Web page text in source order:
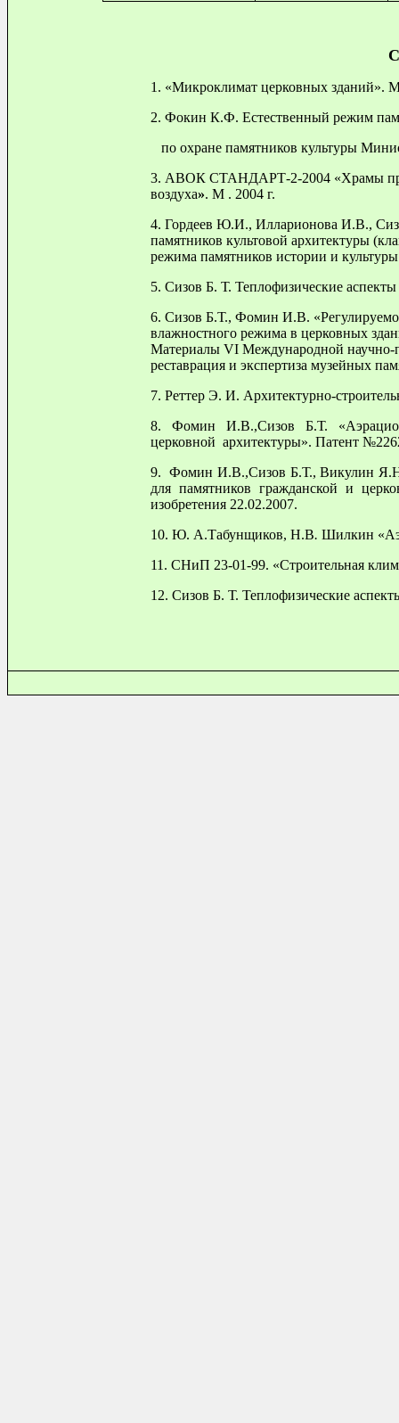
1. «Микроклимат церковных зданий».
2. Фокин К.Ф. Естественный режим
по охране памятников культуры
3. АВОК СТАНДАРТ-2-2004 «Храмы
воздуха». М . 2004 г.
4. Гордеев Ю.И., Илларионова И.В.,
памятников культовой архитектуры
режима памятников истории и
5. Сизов Б. Т. Теплофизические
6. Сизов Б.Т., Фомин И.В.
влажностного режима в церковных
Материалы VI Международной научно-
реставрация и экспертиза музейных
7. Реттер Э. И. Архитектурно-
8. Фомин И.В.,Cизов Б.Т.
церковной архитектуры». Патент
9. Фомин И.В.,Cизов Б.Т., Викулин
для памятников гражданской и
изобретения 22.02.2007.
10. Ю. А.Табунщиков, Н.В. Шилкин
11. СНиП 23-01-99. «Строительная
12. Сизов Б. Т. Теплофизические